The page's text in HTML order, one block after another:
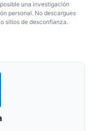
una investigación
personal. No descargues
sitios de desconfianza.